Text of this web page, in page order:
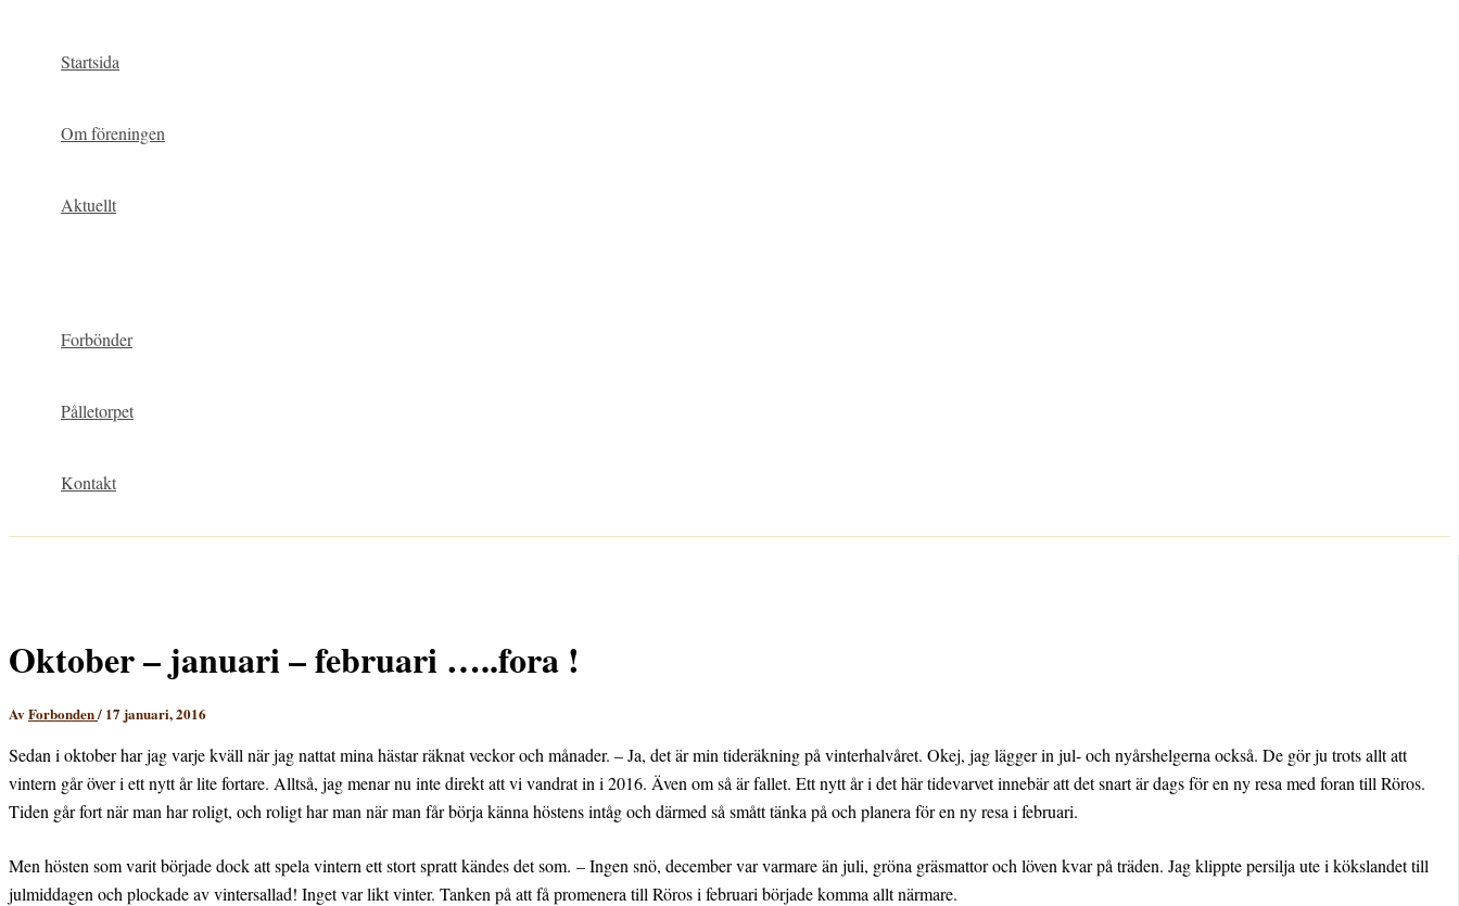
innehåll
Startsida
Om föreningen
Aktuellt
Forbönder
Pålletorpet
Kontakt
Oktober – januari – februari …..fora !
AvForbonden/ 17 januari, 2016
Sedan i oktober har jag varje kväll när jag nattat mina hästar räknat veckor och månader. – Ja, det är min tideräkning på vinterhalvåret. Okej, jag lägger in jul- och nyårshelgerna också. De gör ju trots allt att
vintern går över i ett nytt år lite fortare. Alltså, jag menar nu inte direkt att vi vandrat in i 2016. Även om så är fallet. Ett nytt år i det här tidevarvet innebär att det snart är dags för en ny resa med foran till Röros.
Tiden går fort när man har roligt, och roligt har man när man får börja känna höstens intåg och därmed så smått tänka på och planera för en ny resa i februari.
Men hösten som varit började dock att spela vintern ett stort spratt kändes det som. – Ingen snö, december var varmare än juli, gröna gräsmattor och löven kvar på träden. Jag klippte persilja ute i kökslandet till
julmiddagen och plockade av vintersallad! Inget var likt vinter. Tanken på att få promenera till Röros i februari började komma allt närmare.